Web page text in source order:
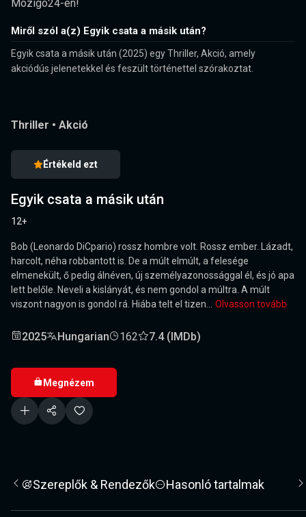
Mozigo24-en!
Miről szól a(z) Egyik csata a másik után?
Egyik csata a másik után (2025) egy Thriller, Akció, amely
akciódús jelenetekkel és feszült történettel szórakoztat.
Thriller • Akció
Értékeld ezt
Egyik csata a másik után
12+
Bob (Leonardo DiCpario) rossz hombre volt. Rossz ember. Lázadt,
harcolt, néha robbantott is. De a múlt elmúlt, a felesége
elmenekült, ő pedig álnéven, új személyazonossággal él, és jó apa
lett belőle. Neveli a kislányát, és nem gondol a múltra. A múlt
viszont nagyon is gondol rá. Hiába telt el tizen... Olvasson tovább
2025 Hungarian 162 7.4 (IMDb)
Megnézem
Szereplők & Rendezők Hasonló tartalmak